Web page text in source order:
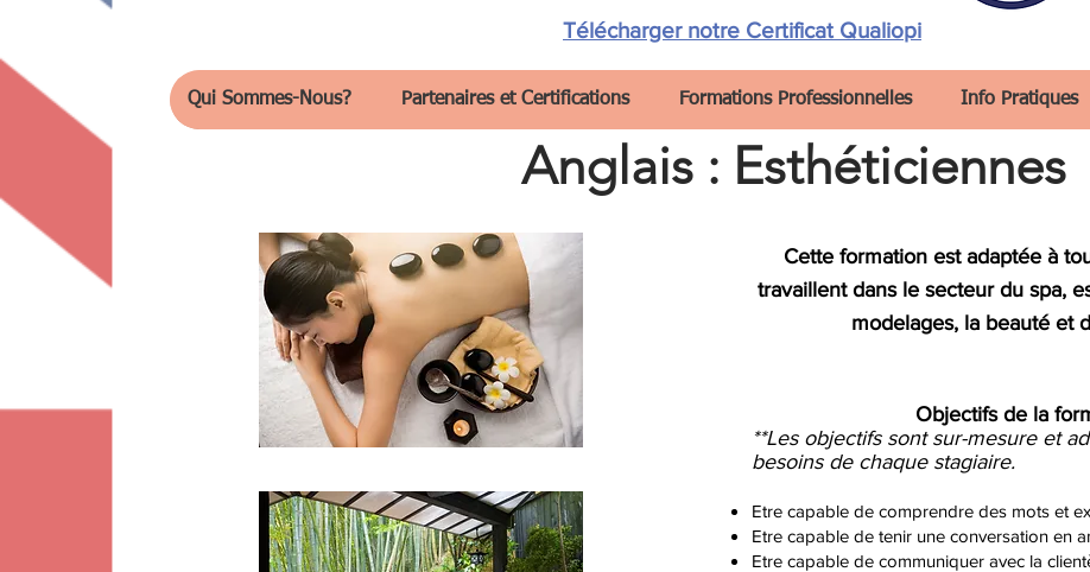
Télécharger notre Certificat Qualiopi
Qui Sommes-Nous? Partenaires et Certifications Formations Professionnelles Info Pratiques
Anglais : Esthéticiennes
Objectifs de la
**Les objectifs sont sur-mesure et
besoins de chaque stagiaire.
Etre capable de comprendre des mots et
Etre capable de tenir une conversation en
Etre capable de communiquer avec la
Cette formation est adaptée à
travaillent dans le secteur du spa,
modelages, la beauté et